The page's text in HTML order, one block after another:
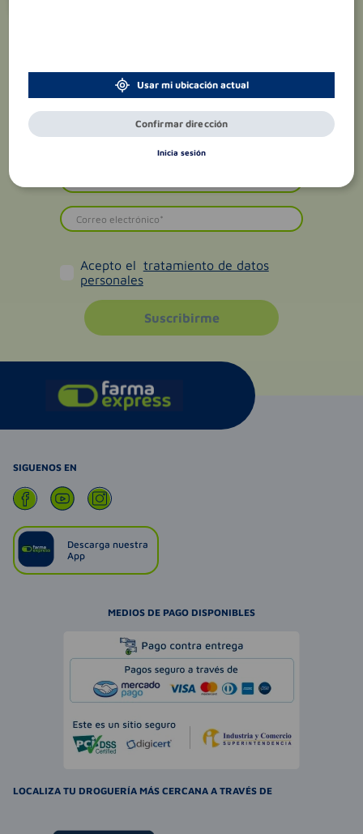
Acepto el tratamiento de datos
personales
Suscribirme
SIGUENOS EN
Descarga nuestra
App
MEDIOS DE PAGO DISPONIBLES
LOCALIZA TU DROGUERÍA MÁS CERCANA A TRAVÉS DE
Usar mi ubicación actual
Confirmar dirección
Inicia sesión